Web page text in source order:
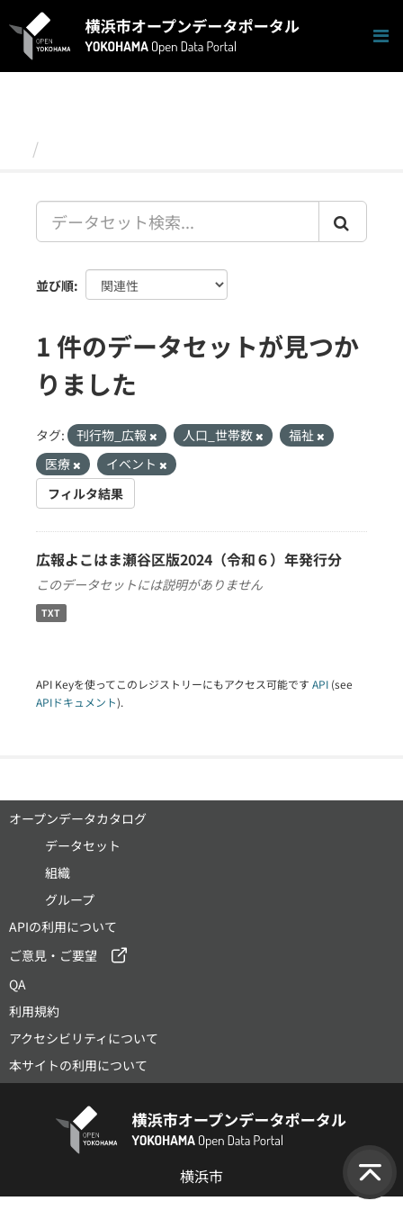
キ
並び順
1 件のデータセットが見つか
りました
タグ: 刊行物_広報 人口_世帯数
福祉
医療
イベント
フィルタ結果
広報よこはま瀬谷区版2024（令和６）年発行分
このデータセットには説明がありません
TXT
API Keyを使ってこのレジストリーにもアクセス可能です API (see
APIドキュメント).
オープンデータカタログ
データセット
組織
グループ
APIの利用について
ご意見・ご要望
QA
利用規約
アクセシビリティについて
本サイトの利用について
横浜市